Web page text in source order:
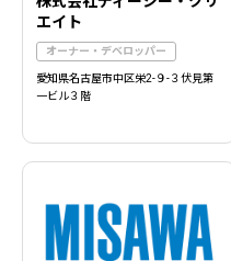
エイト
オーナー・デベロッパー
愛知県名古屋市中区栄2-９-３伏見第
一ビル３階